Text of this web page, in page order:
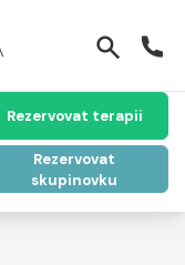
Rezervovat terapii
Rezervovat
skupinovku